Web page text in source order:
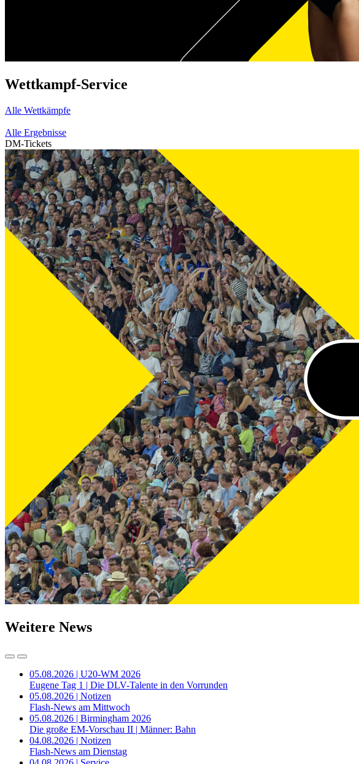
Wettkampf-Service
Alle Wettkämpfe
Alle Ergebnisse
DM-Tickets
Weitere News
05.08.2026 | U20-WM 2026
Eugene Tag 1 | Die DLV-Talente in den Vorrunden
05.08.2026 | Notizen
Flash-News am Mittwoch
05.08.2026 | Birmingham 2026
Die große EM-Vorschau II | Männer: Bahn
04.08.2026 | Notizen
Flash-News am Dienstag